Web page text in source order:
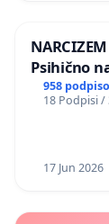
Psihično
enako
nasilje
958
18 Podpisi /
17 Jun 2026